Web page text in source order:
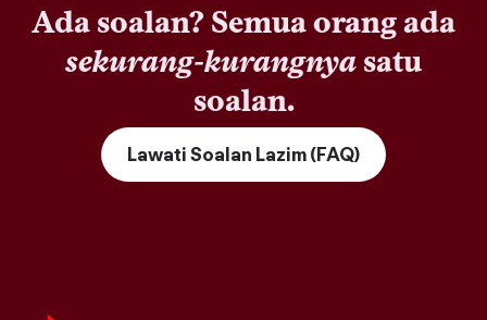
Ada soalan? Semua orang ada
sekurang-kurangnya satu
soalan.
Lawati Soalan Lazim (FAQ)